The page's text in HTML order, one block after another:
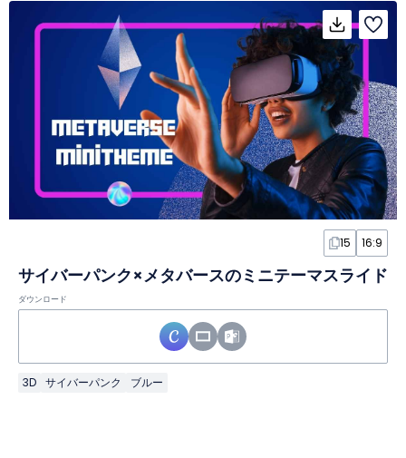
15 16:9
サイバーパンク×メタバースのミニテーマスライド
ダウンロード
3D サイバーパンク ブルー